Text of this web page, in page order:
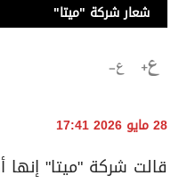
شعار شركة "ميتا"
28 مايو 2026 17:41
قالت شركة "ميتا"